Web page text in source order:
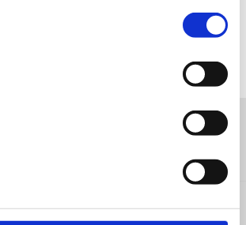
ora del giorno o della notte, e, in
partiva l’ambulanza guidata dal
da tutti “Giustin”.